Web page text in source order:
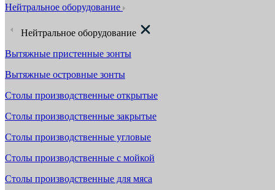
Нейтральное оборудование
Нейтральное оборудование
Вытяжные пристенные зонты
Вытяжные островные зонты
Столы производственные открытые
Столы производственные закрытые
Столы производственные угловые
Столы производственные с мойкой
Столы производственные для мяса